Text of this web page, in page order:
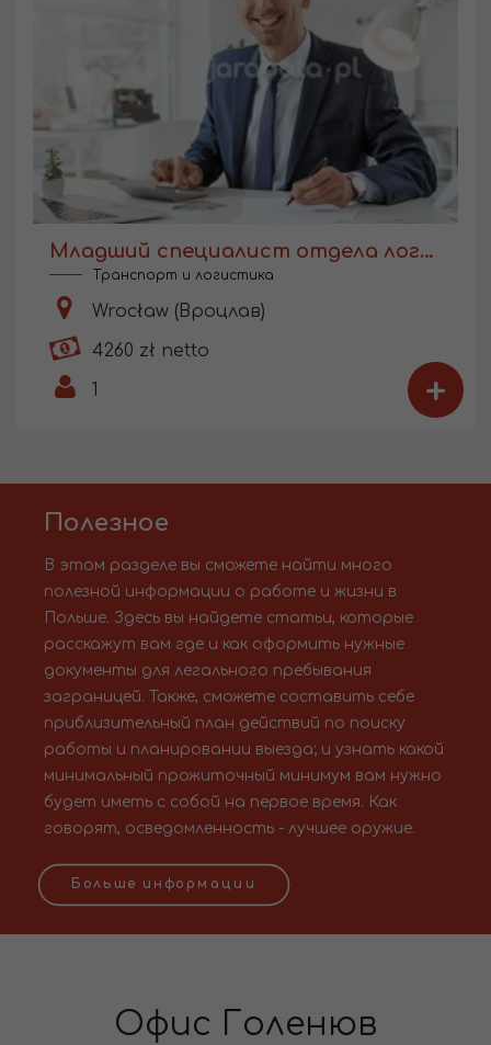
Младший специалист отдела логистики
Транспорт и логистика
Wrocław (Вроцлав)
4260 zł netto
1
+
Полезное
В этом разделе вы сможете найти много
полезной информации о работе и жизни в
Польше. Здесь вы найдете статьи, которые
расскажут вам где и как оформить нужные
документы для легального пребывания
заграницей. Также, сможете составить себе
приблизительный план действий по поиску
работы и планировании выезда; и узнать какой
минимальный прожиточный минимум вам нужно
будет иметь с собой на первое время. Как
говорят, осведомленность - лучшее оружие.
Больше информации
Офис Голенюв